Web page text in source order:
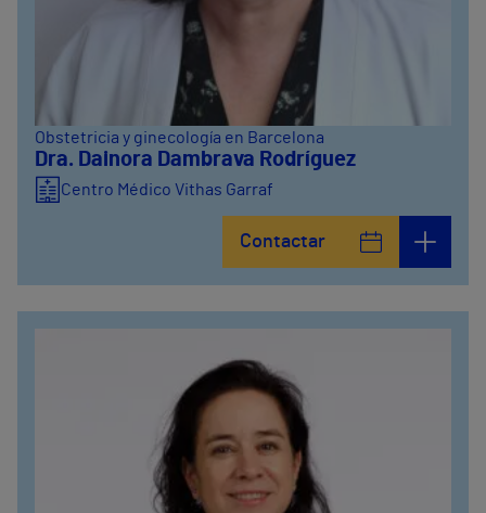
Obstetricia y ginecología en Barcelona
Dra. Dainora Dambrava Rodríguez
Centro Médico Vithas Garraf
Contactar